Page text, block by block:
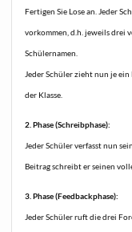
Fer­ti­gen Sie Lose an. Jeder
vor­kom­men, d.h. jeweils drei
Schülernamen.
Jeder Schü­ler zieht nun je
der Klasse.
2. Pha­se (Schreib­pha­se):
Jeder Schü­ler ver­fasst nun
Bei­trag schreibt er sei­nen
3. Pha­se (Feed­back­pha­se):
Jeder Schü­ler ruft die drei